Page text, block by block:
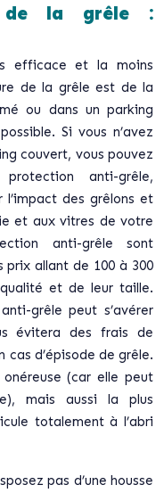
de la grêle :
efficace et la moins
de la grêle est de la
ou dans un parking
Si vous n’avez
couvert, vous pouvez
anti-grêle,
l’impact des grêlons et
et aux vitres de votre
anti-grêle sont
prix allant de 100 à 300
et de leur taille.
grêle peut s’avérer
évitera des frais de
d’épisode de grêle.
(car elle peut
mais aussi la plus
totalement à l’abri
pas d’une housse